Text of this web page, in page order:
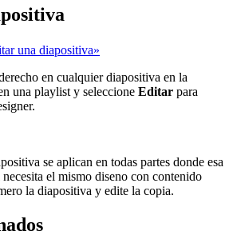
una diapositiva»
en cualquier diapositiva en la
una playlist y seleccione Editar para
se aplican en todas partes donde esa
el mismo diseno con contenido
la diapositiva y edite la copia.